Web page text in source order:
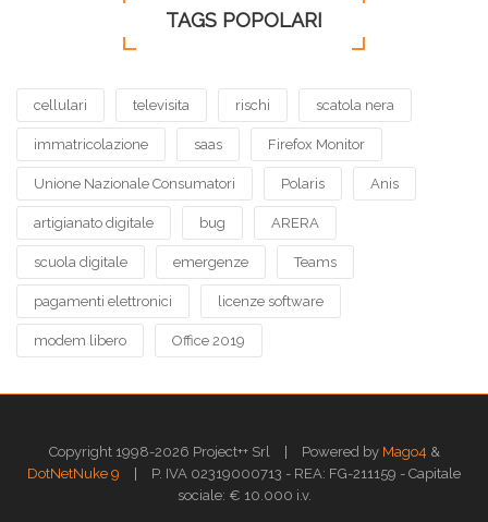
TAGS POPOLARI
cellulari televisita rischi scatola nera
immatricolazione saas Firefox Monitor
Unione Nazionale Consumatori Polaris Anis
artigianato digitale bug ARERA
scuola digitale emergenze Teams
pagamenti elettronici licenze software
modem libero Office 2019
Copyright 1998-2026 Project++ Srl | Powered by Mago4 &
DotNetNuke 9
|
P. IVA 02319000713 - REA: FG-211159 - Capitale
sociale: € 10.000 i.v.